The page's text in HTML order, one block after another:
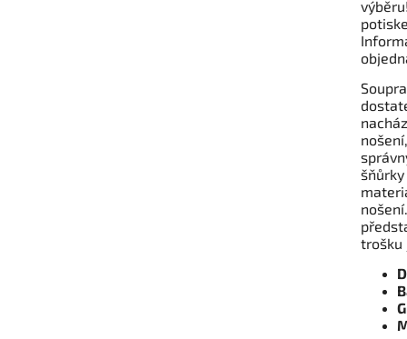
trošku